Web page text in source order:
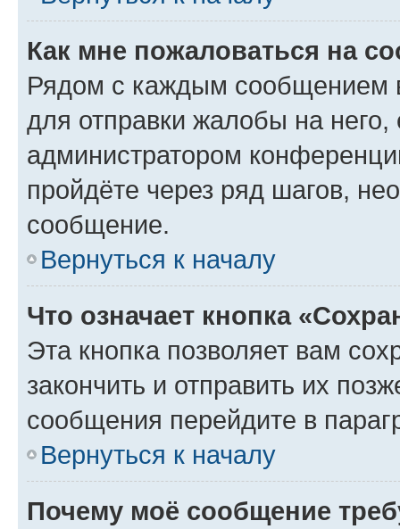
Как мне пожаловаться на
Рядом с каждым сообщением
для отправки жалобы на
администратором
пройдёте через ряд шагов,
сообщение.
Вернуться к началу
Что означает кнопка
Эта кнопка позволяет вам
закончить и отправить их
сообщения перейдите в
Вернуться к началу
Почему моё сообщение